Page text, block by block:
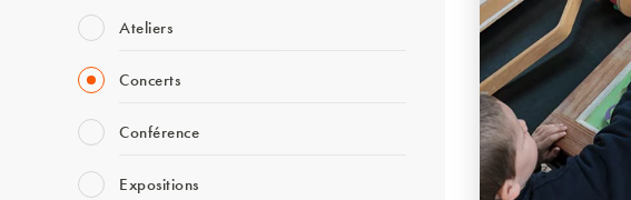
Ateliers
Concerts
Conférence
Expositions